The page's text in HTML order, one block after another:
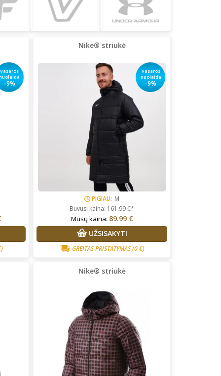
Vasaros
-9%
Nike® striukė
Vasaros
nuolaida
-9%
PIGIAU: M
Buvusi kaina:161.99€*
Mūsų kaina: 89.99 €
UŽSISAKYTI
GREITAS PRISTATYMAS(0 €)
Nike® striukė